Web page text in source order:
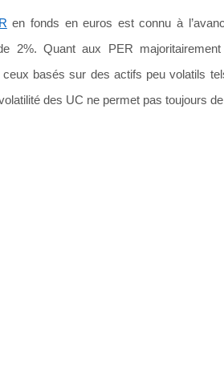
en fonds en euros est connu à
2%. Quant aux PER
basés sur des actifs peu volatils
des UC ne permet pas toujours